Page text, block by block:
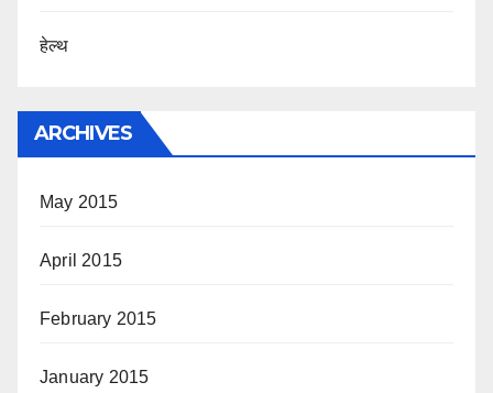
हेल्थ
ARCHIVES
May 2015
April 2015
February 2015
January 2015